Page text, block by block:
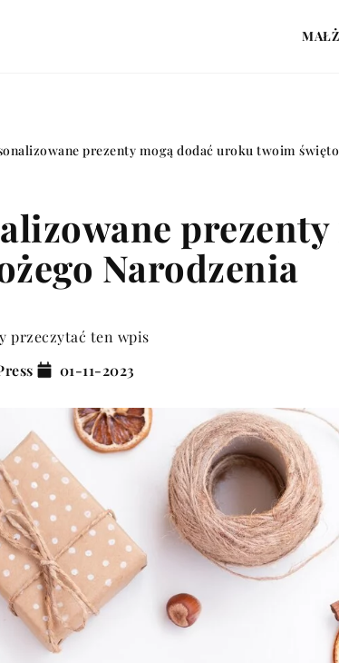
prezenty mogą dodać uroku twoim
Narodzenia
przeczytać ten wpis
01-11-2023